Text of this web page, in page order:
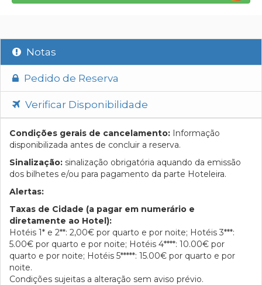
Notas
Pedido de Reserva
Verificar Disponibilidade
Condições gerais de cancelamento: Informação
disponibilizada antes de concluir a reserva.
Sinalização: sinalização obrigatória aquando da emissão
dos bilhetes e/ou para pagamento da parte Hoteleira.
Alertas:
Taxas de Cidade (a pagar em numerário e
diretamente ao Hotel):
Hotéis 1* e 2**: 2,00€ por quarto e por noite; Hotéis 3***:
5.00€ por quarto e por noite; Hotéis 4****: 10.00€ por
quarto e por noite; Hotéis 5*****: 15.00€ por quarto e por
noite.
Condições sujeitas a alteração sem aviso prévio.